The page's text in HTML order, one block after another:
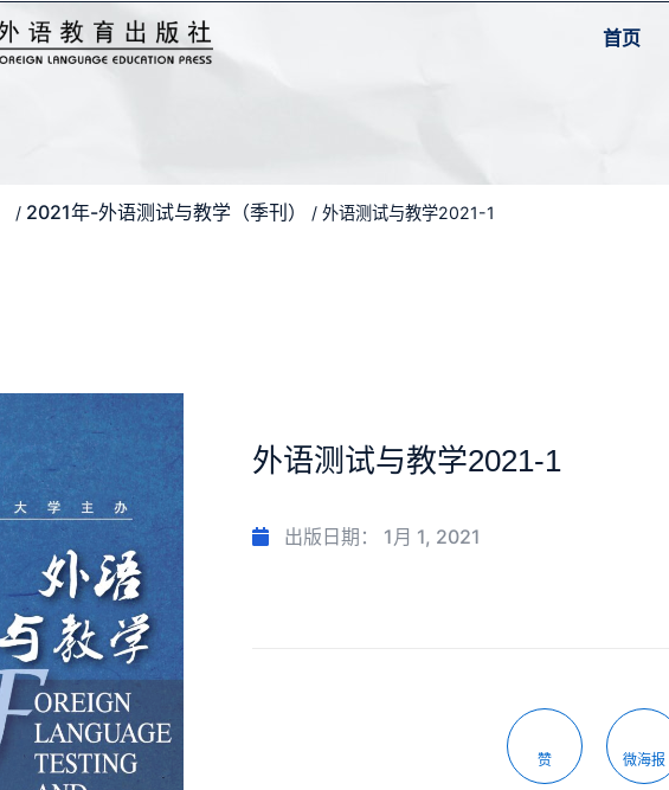
首页
/ 2021年-外语测试与教学（季刊） / 外语测试与教学2021-1
外语测试与教学2021-1
出版日期： 1月 1, 2021
赞 微海报